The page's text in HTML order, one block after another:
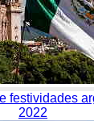
festividades
2022